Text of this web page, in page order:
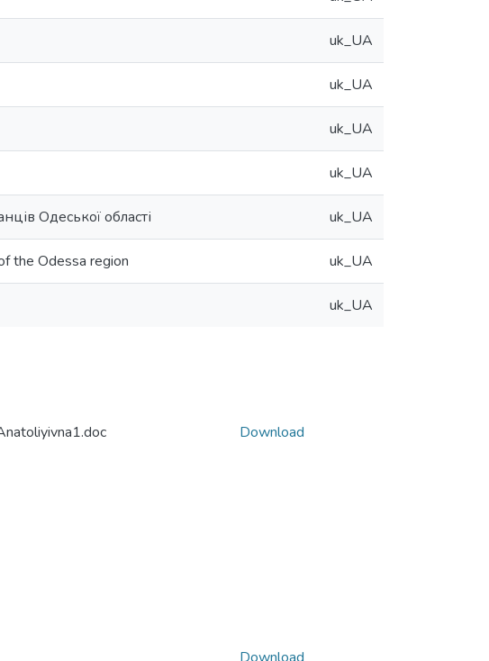
uk_UA
uk_UA
uk_UA
uk_UA
Одеської області uk_UA
the Odessa region uk_UA
uk_UA
Download